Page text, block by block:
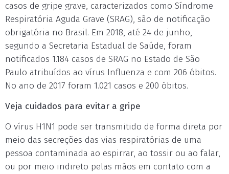
casos de gripe grave, caracterizados como Síndrome
Respiratória Aguda Grave (SRAG), são de notificação
obrigatória no Brasil. Em 2018, até 24 de junho,
segundo a Secretaria Estadual de Saúde, foram
notificados 1.184 casos de SRAG no Estado de São
Paulo atribuídos ao vírus Influenza e com 206 óbitos.
No ano de 2017 foram 1.021 casos e 200 óbitos.
Veja cuidados para evitar a gripe
O vírus H1N1 pode ser transmitido de forma direta por
meio das secreções das vias respiratórias de uma
pessoa contaminada ao espirrar, ao tossir ou ao falar,
ou por meio indireto pelas mãos em contato com a